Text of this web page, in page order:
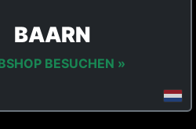
BAARN
BESUCHEN »